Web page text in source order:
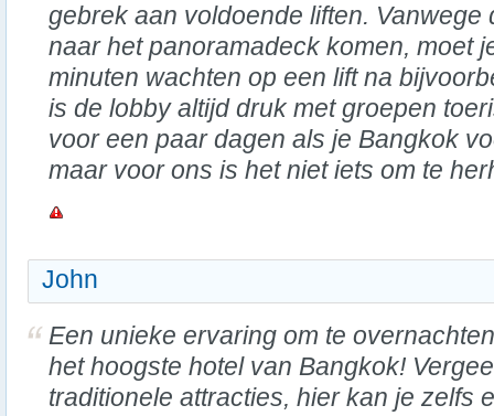
gebrek aan voldoende liften. Vanwege
naar het panoramadeck komen, moet
minuten wachten op een lift na
is de lobby altijd druk met groepen
voor een paar dagen als je Bangkok
maar voor ons is het niet iets om te
John
Een unieke ervaring om te
het hoogste hotel van Bangkok!
traditionele attracties, hier kan je zelfs